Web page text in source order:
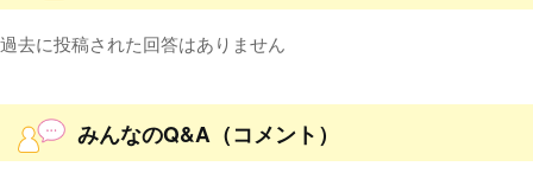
過去に投稿された回答はありません
みんなのQ&A（コメント）